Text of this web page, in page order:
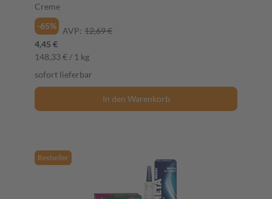
Creme
-65%
AVP: 12,69 €
4,45 €
148,33 € / 1 kg
sofort lieferbar
In den Warenkorb
Bestseller